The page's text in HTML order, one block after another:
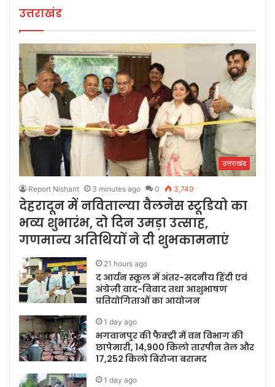
उत्तराखंड
उत्तराखंड
Report Nishant 3 minutes ago 0 3,749
देहरादून में नविताल्या वैलनेस स्टूडियो का
भव्य शुभारंभ, दो दिन उमड़ा उत्साह,
गणमान्य अतिथियों ने दी शुभकामनाएं
21 hours ago
द आर्यन स्कूल में अंतर-सदनीय हिंदी एवं
अंग्रेज़ी वाद-विवाद तथा आशुभाषण
प्रतियोगिताओं का आयोजन
1 day ago
भगवानपुर की फैक्ट्री में वन विभाग की
छापेमारी, 14,900 किलो तारपीन तेल और
17,252 किलो बिरोजा बरामद
1 day ago